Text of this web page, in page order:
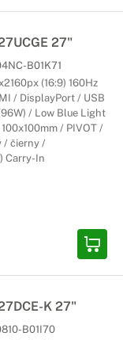
27"
B01K71
(16:9) 160Hz
/ DisplayPort / USB
/ Low Blue Light
/ PIVOT /
/ čierny /
Carry-In
K 27"
B01I70